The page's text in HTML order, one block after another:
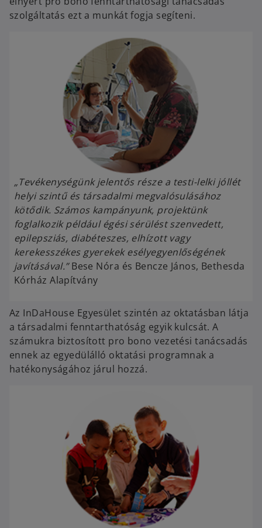
szolgáltatás ezt a munkát fogja segíteni.
„Tevékenységünk jelentős része a testi-lelki jóllét
helyi szintű és társadalmi megvalósulásához
kötődik. Számos kampányunk, projektünk
foglalkozik például égési sérülést szenvedett,
epilepsziás, diabéteszes, elhízott vagy
kerekesszékes gyerekek esélyegyenlőségének
javításával.”Bese Nóra és Bencze János, Bethesda
Kórház Alapítvány
Az InDaHouse Egyesület szintén az oktatásban látja
a társadalmi fenntarthatóság egyik kulcsát. A
számukra biztosított pro bono vezetési tanácsadás
ennek az egyedülálló oktatási programnak a
hatékonyságához járul hozzá.